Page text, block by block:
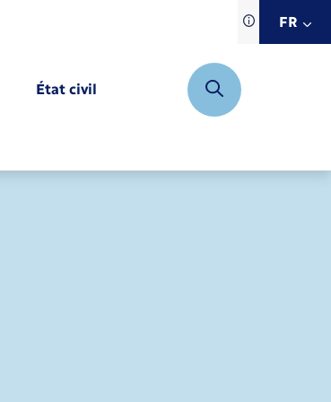
Traduction
siteFR
État civil